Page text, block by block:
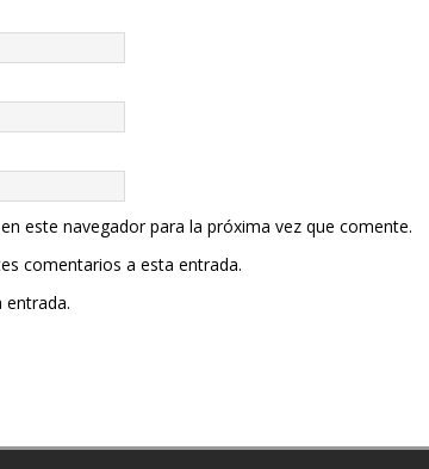
este navegador para la próxima vez que comente.
comentarios a esta entrada.
entrada.